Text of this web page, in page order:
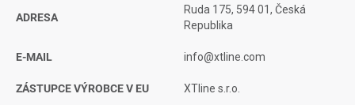
ADRESA
Ruda 175, 594 01, Česká
Republika
E-MAIL info@xtline.com
ZÁSTUPCE VÝROBCE V EU XTline s.r.o.